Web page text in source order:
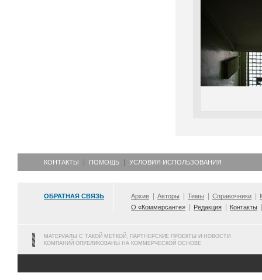
КОНТАКТЫ ПОМОЩЬ УСЛОВИЯ ИСПОЛЬЗОВАНИЯ
ОБРАТНАЯ СВЯЗЬ Архив Авторы Темы Справочники
О «Коммерсанте»
Редакция Контакты
МАТЕРИАЛЫ С ТАКОЙ МЕТКОЙ, ПАРТНЕРСКИЕ ПРОЕКТЫ И НОВОСТИ
КОМПАНИЙ ОПУБЛИКОВАНЫ НА КОММЕРЧЕСКОЙ ОСНОВЕ